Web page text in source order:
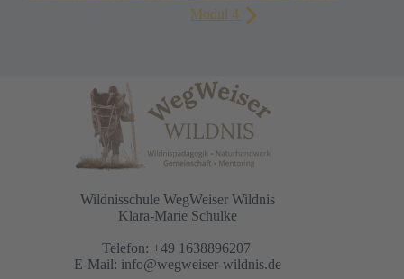
Modul 4
Wildnisschule WegWeiser Wildnis
Klara-Marie Schulke
Telefon: +49 1638896207
E-Mail: info@wegweiser-wildnis.de